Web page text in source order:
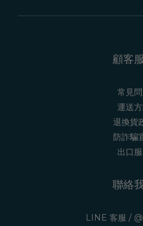
顧客
常見
運送
退換貨
防詐騙
出口
聯絡
LINE 客服 /